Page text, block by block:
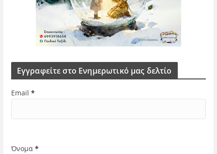
Εγγραφείτε στο Ενημερωτικό μας δελτίο
Email *
Όνομα *